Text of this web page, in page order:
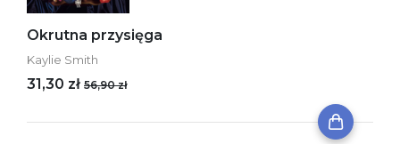
Okrutna przysięga
Kaylie Smith
31,30 zł 56,90 zł